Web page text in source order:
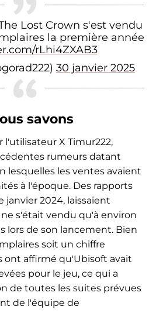
Lost Crown s'est vendu
la première année
rLhi4ZXAB3
30 janvier 2025
savons
l'utilisateur X Timur222,
rumeurs datant
lesquelles les ventes avaient
à l'époque. Des rapports
janvier 2024, laissaient
s'était vendu qu'à environ
lors de son lancement. Bien
soit un chiffre
ont affirmé qu'Ubisoft avait
pour le jeu, ce qui a
de toutes les suites prévues
de l'équipe de